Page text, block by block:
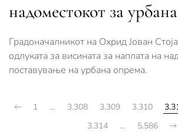
надоместокот за
Градоначалникот на Охрид Јован
одлуката за висината за наплата на
поставување на урбана опрема.
1 … 3.308 3.309 3.310
3.314
… 5.586